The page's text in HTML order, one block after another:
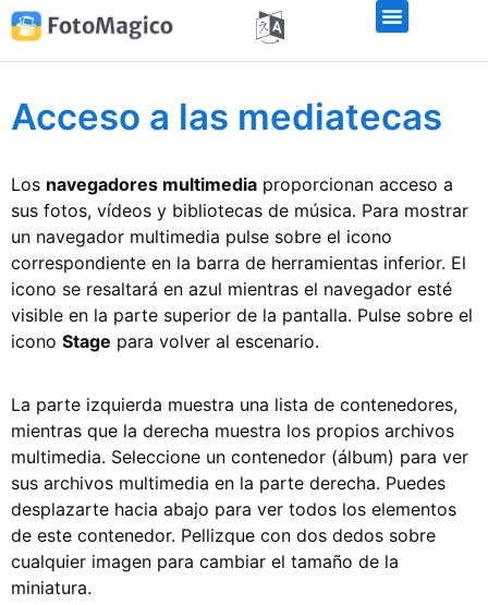
Acceso a las mediatecas
Los navegadores multimedia proporcionan acceso a
sus fotos, vídeos y bibliotecas de música. Para mostrar
un navegador multimedia pulse sobre el icono
correspondiente en la barra de herramientas inferior. El
icono se resaltará en azul mientras el navegador esté
visible en la parte superior de la pantalla. Pulse sobre el
icono Stage para volver al escenario.
La parte izquierda muestra una lista de contenedores,
mientras que la derecha muestra los propios archivos
multimedia. Seleccione un contenedor (álbum) para ver
sus archivos multimedia en la parte derecha. Puedes
desplazarte hacia abajo para ver todos los elementos
de este contenedor. Pellizque con dos dedos sobre
cualquier imagen para cambiar el tamaño de la
miniatura.